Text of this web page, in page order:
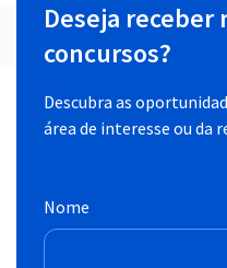
Deseja receber
concursos?
Descubra as
área de interesse ou da
Nome